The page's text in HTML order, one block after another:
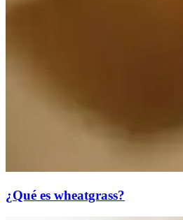
¿Qué es wheatgrass?